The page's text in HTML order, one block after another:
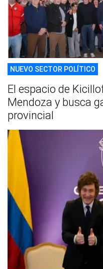
NUEVO SECTOR POLÍTICO
El espacio de
Mendoza y busca
provincial